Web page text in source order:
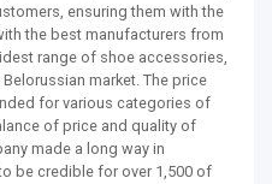
ensuring them with the
the best manufacturers from
range of shoe accessories,
market. The price
for various categories of
of price and quality of
made a long way in
be credible for over 1,500 of